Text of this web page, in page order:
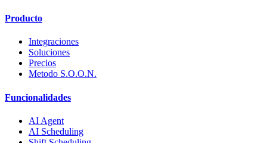
Producto
Integraciones
Soluciones
Precios
Metodo S.O.O.N.
Funcionalidades
AI Agent
AI Scheduling